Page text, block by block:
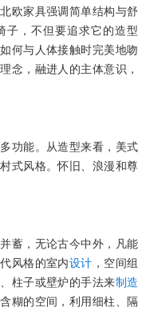
欧家具强调简单结构与舒
子，不但要追求它的造型
何与人体接触时完美地吻
念，融进人的主体意识，
功能。从造型来看，美式
式风格。怀旧、浪漫和尊
蓄，无论古今中外，凡能
风格的室内设计 ，空间组
柱子或壁炉的手法来制造
糊的空间，利用细柱、隔